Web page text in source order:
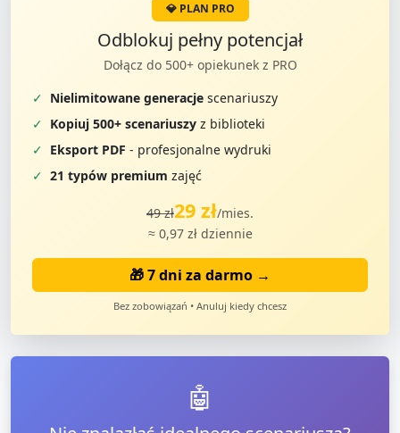
💎 PLAN PRO
Odblokuj pełny potencjał
Dołącz do 500+ opiekunek z PRO
✓ Nielimitowane generacje scenariuszy
✓ Kopiuj 500+ scenariuszy z biblioteki
✓ Eksport PDF - profesjonalne wydruki
✓ 21 typów premium zajęć
49 zł29 zł/mies.
≈ 0,97 zł dziennie
🎁 7 dni za darmo →
Bez zobowiązań • Anuluj kiedy chcesz
🤖